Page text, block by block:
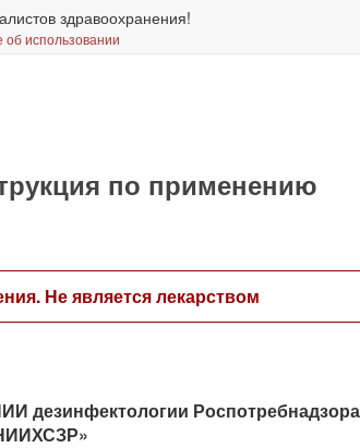
здравоохранения!
использовании
по применению
Не является лекарством
дезинфектологии